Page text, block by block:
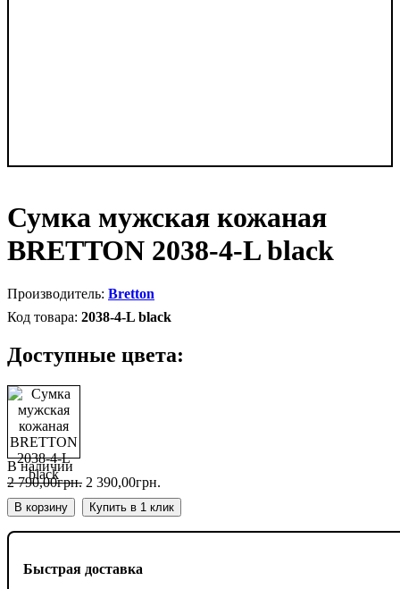
Сумка мужская кожаная
BRETTON 2038-4-L black
Быстрая доставка
Bretton
2038-4-L black
Доступные цвета:
В наличии
2 790,00грн. 2 390,00грн.
В корзину Купить в 1 клик